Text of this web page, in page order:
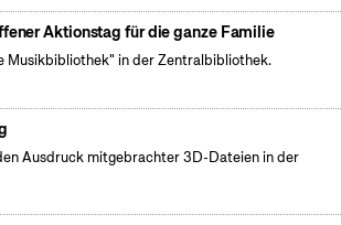
Aktionstag für die ganze Familie
Musikbibliothek" in der Zentralbibliothek.
Ausdruck mitgebrachter 3D-Dateien in der